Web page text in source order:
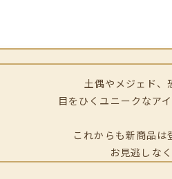
土偶やメジェド、
目をひくユニークなア
これからも新商品は
お見逃しな